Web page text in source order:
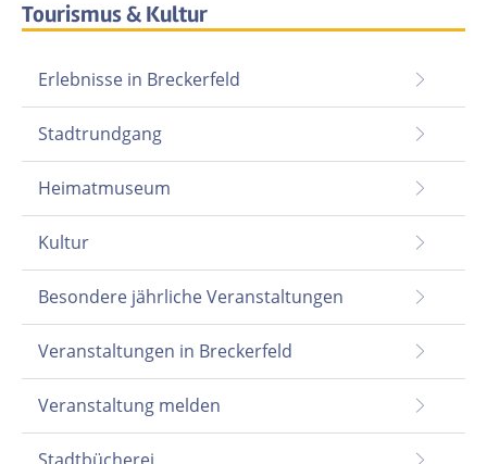
Tourismus & Kultur
Erlebnisse in Breckerfeld
Stadtrundgang
Heimatmuseum
Kultur
Besondere jährliche Veranstaltungen
Veranstaltungen in Breckerfeld
Veranstaltung melden